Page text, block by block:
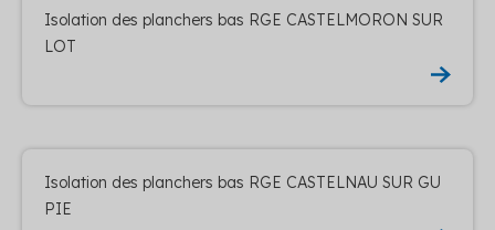
Isolation des planchers bas RGE CASTELMORON SUR
LOT
Isolation des planchers bas RGE CASTELNAU SUR GU
PIE